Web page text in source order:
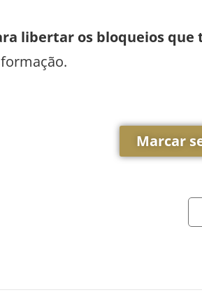
libertar os bloqueios que
Marcar